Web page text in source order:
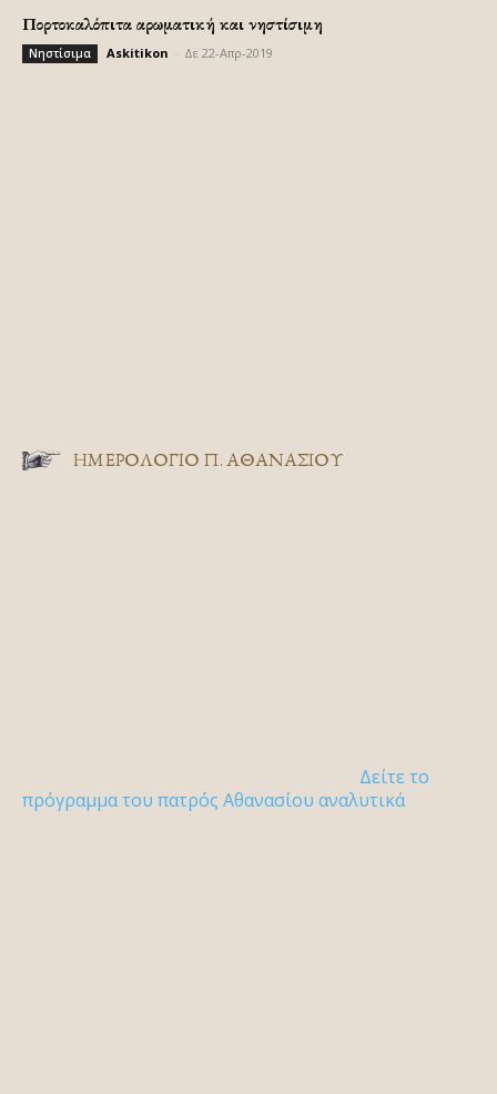
Πορτοκαλόπιτα αρωματική και νηστίσιμη
Νηστίσιμα Askitikon Δε 22-Απρ-2019
ΗΜΕΡΟΛΟΓΙΟ Π. ΑΘΑΝΑΣΙΟΥ
Δείτε το
πρόγραμμα του πατρός Αθανασίου αναλυτικά